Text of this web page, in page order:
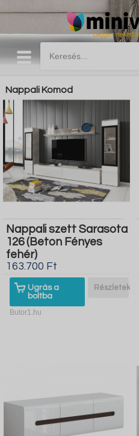
Nappali Komod
Nappali szett Sarasota
126 (Beton Fényes
fehér)
163.700 Ft
Ugrás a
boltba
Részletek
Butor1.hu